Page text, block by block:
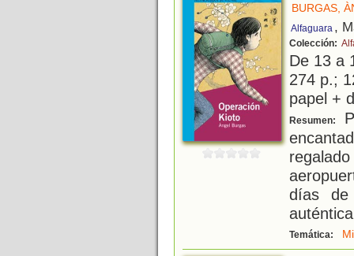
BURGAS,
Alfaguara ,
Colección:
De 13 a
274 p.;
papel +
Resumen:
días de
Temática: